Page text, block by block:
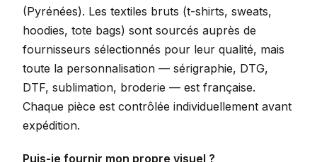
(Pyrénées). Les textiles bruts (t-shirts, sweats,
hoodies, tote bags) sont sourcés auprès de
fournisseurs sélectionnés pour leur qualité, mais
toute la personnalisation — sérigraphie, DTG,
DTF, sublimation, broderie — est française.
Chaque pièce est contrôlée individuellement avant
expédition.
Puis-je fournir mon propre visuel ?